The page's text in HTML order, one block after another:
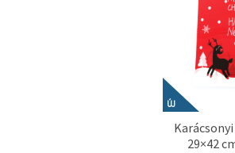
ÚJ
29×42